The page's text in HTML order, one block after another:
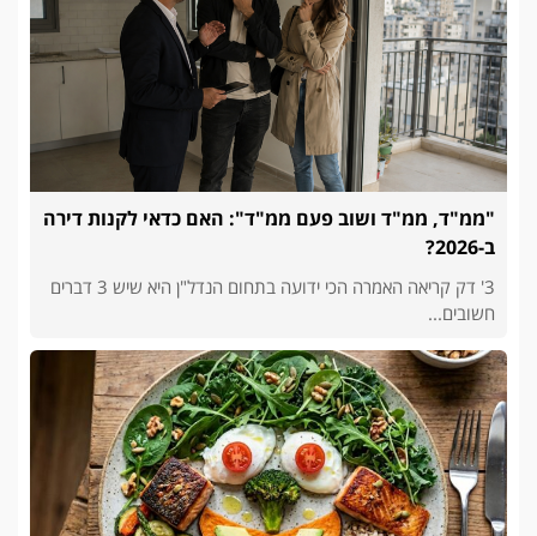
"ממ"ד, ממ"ד ושוב פעם ממ"ד": האם כדאי לקנות דירה
ב-2026?
3' דק קריאה האמרה הכי ידועה בתחום הנדל"ן היא שיש 3 דברים
חשובים...